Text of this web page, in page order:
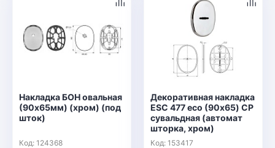
Накладка БОН овальная
(90х65мм) (хром) (под
шток)
Код: 124368
Декоративная накладка
ESC 477 eco (90х65) СP
сувальдная (автомат
шторка, хром)
Код: 153417